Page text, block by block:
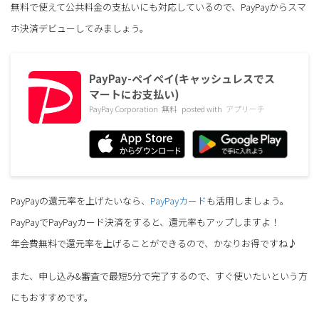
無料で使えて公共料金の支払いにも対応しているので、PayPayからスマ
ホ決済デビューしてみましょう。
PayPay-ペイペイ(キャッシュレスでス
マートにお支払い)
PayPay Corporation 無料 posted with アプリーチ
PayPayの還元率を上げたいなら、 PayPayカードも活用しましょう。
PayPayでPayPayカード決済をすると、還元率もアップしますよ！
年会費無料で還元率を上げることができるので、かなりお得ですね♪
また、申し込み&審査で最短5分で完了するので、すぐ使いたいという方
にもおすすめです。